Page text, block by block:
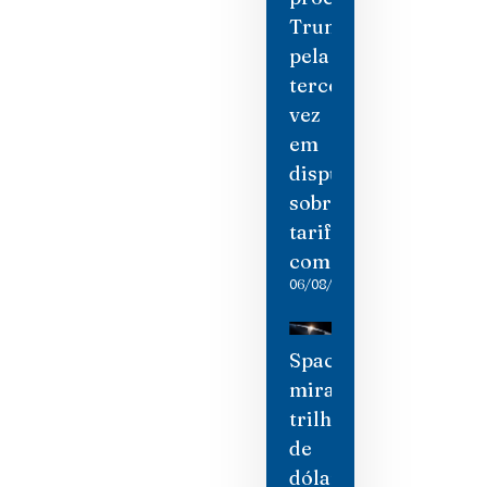
Trump
pela
terceira
vez
em
disputa
sobre
tarifas
comerciais
06/08/2026
SpaceX
mira
trilhão
de
dólares